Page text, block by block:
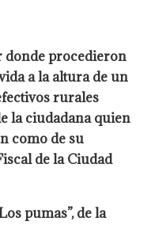
procedieron
a la altura de un
rurales
la ciudadana quien
como de su
de la Ciudad
pumas”, de la